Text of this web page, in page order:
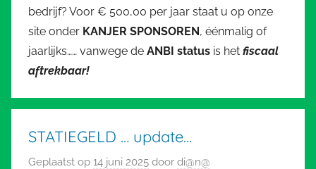
bedrijf? Voor € 500,00 per jaar staat u op onze
site onder KANJER SPONSOREN , éénmalig of
jaarlijks…… vanwege de ANBI status is het fiscaal
aftrekbaar!
STATIEGELD … update…
Geplaatst op 14 juni 2025 door di@n@